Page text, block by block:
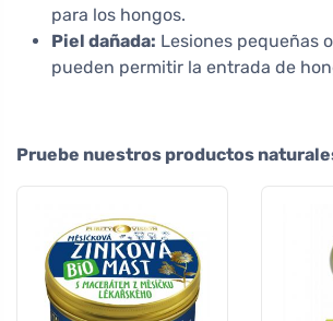
para los hongos.
Piel dañada: Lesiones pequeñas
pueden permitir la entrada de
Pruebe nuestros productos